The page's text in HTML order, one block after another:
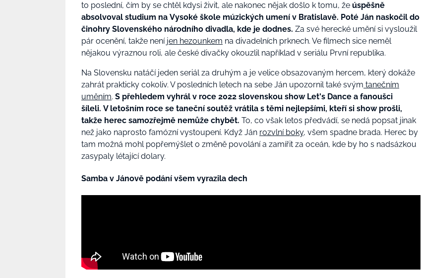
to poslední, čím by se chtěl kdysi živit, ale nakonec nějak došlo k tomu, že úspěšně
absolvoval studium na Vysoké škole múzických umení v Bratislavě. Poté Ján naskočil do
činohry Slovenského národního divadla, kde je dodnes. Za své herecké umění si vysloužil
pár ocenění, takže není jen hezounkem na divadelních prknech. Ve filmech sice neměl
nějakou výraznou roli, ale české divačky okouzlil například v seriálu První republika.
Na Slovensku natáčí jeden seriál za druhým a je velice obsazovaným hercem, který dokáže
zahrát prakticky cokoliv. V posledních letech na sebe Ján upozornil také svým tanečním
uměním. S přehledem vyhrál v roce 2022 slovenskou show Let's Dance a fanoušci
šíleli. V letošním roce se taneční soutěž vrátila s těmi nejlepšími, kteří si show prošli,
takže herec samozřejmě nemůže chybět. To, co však letos předvádí, se nedá popsat jinak
než jako naprosto famózní vystoupení. Když Ján rozvlní boky, všem spadne brada. Herec by
tam možná mohl popřemýšlet o změně povolání a zamířit za oceán, kde by ho s nadsázkou
zasypaly létající dolary.
Samba v Jánově podání všem vyrazila dech